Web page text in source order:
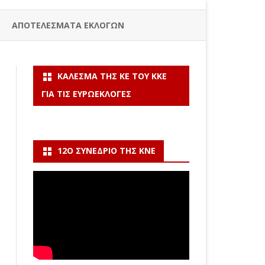
ΑΠΟΤΕΛΕΣΜΑΤΑ ΕΚΛΟΓΩΝ
ΚΆΛΕΣΜΑ ΤΗΣ ΚΕ ΤΟΥ ΚΚΕ
ΓΙΑ ΤΙΣ ΕΥΡΩΕΚΛΟΓΈΣ
12Ο ΣΥΝΈΔΡΙΟ ΤΗΣ ΚΝΕ